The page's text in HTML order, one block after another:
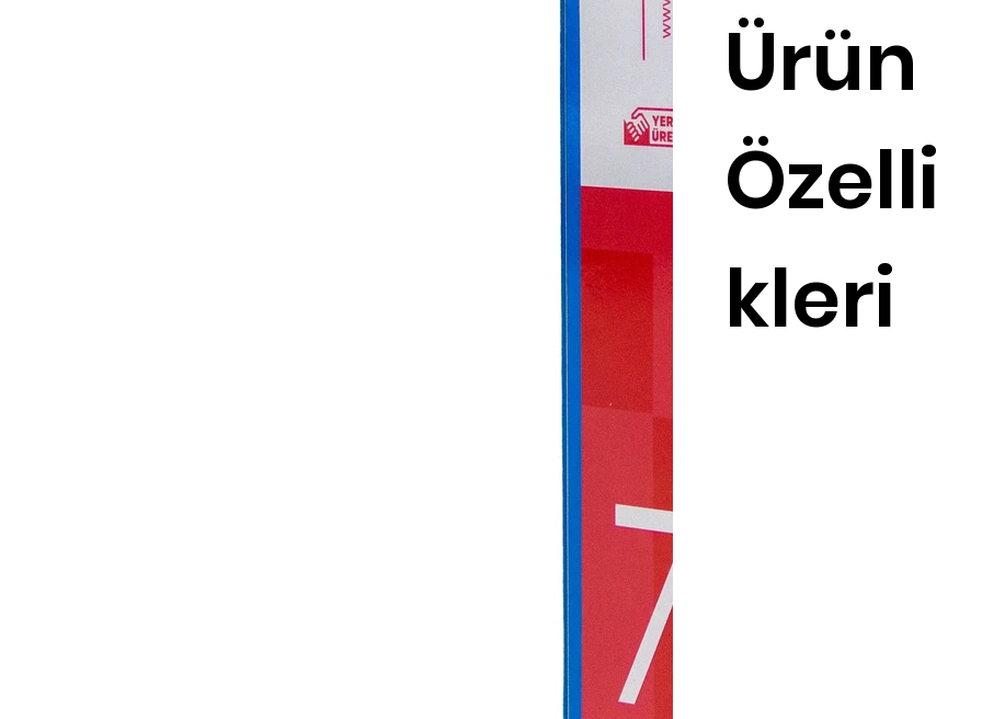
Ürün
Özelli
kleri